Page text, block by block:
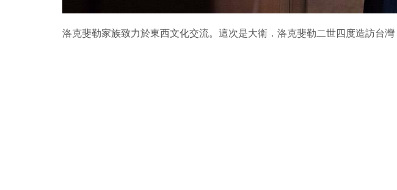
洛克斐勒家族致力於東西文化交流。這次是大衛．洛克斐勒二世四度造訪台